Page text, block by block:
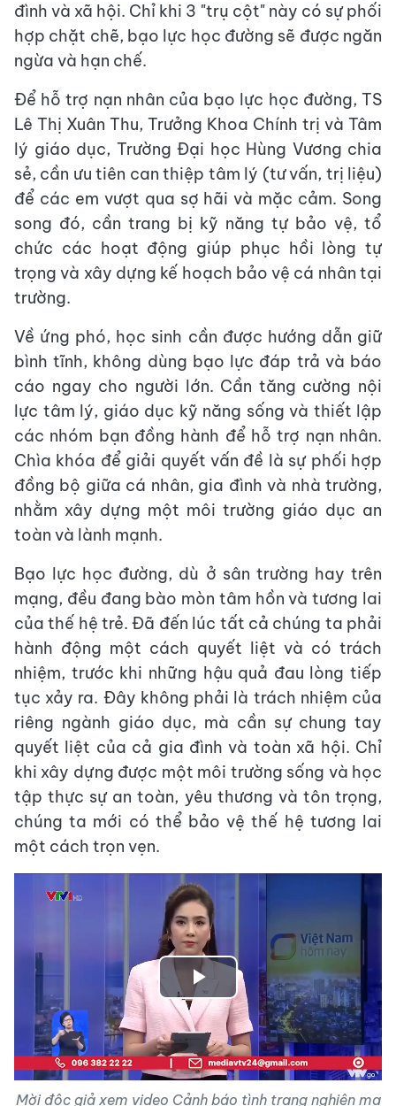
đình và xã hội. Chỉ khi 3 "trụ cột" này có sự phối
hợp chặt chẽ, bạo lực học đường sẽ được ngăn
ngừa và hạn chế.
Để hỗ trợ nạn nhân của bạo lực học đường, TS
Lê Thị Xuân Thu, Trưởng Khoa Chính trị và Tâm
lý giáo dục, Trường Đại học Hùng Vương chia
sẻ, cần ưu tiên can thiệp tâm lý (tư vấn, trị liệu)
để các em vượt qua sợ hãi và mặc cảm. Song
song đó, cần trang bị kỹ năng tự bảo vệ, tổ
chức các hoạt động giúp phục hồi lòng tự
trọng và xây dựng kế hoạch bảo vệ cá nhân tại
trường.
Về ứng phó, học sinh cần được hướng dẫn giữ
bình tĩnh, không dùng bạo lực đáp trả và báo
cáo ngay cho người lớn. Cần tăng cường nội
lực tâm lý, giáo dục kỹ năng sống và thiết lập
các nhóm bạn đồng hành để hỗ trợ nạn nhân.
Chìa khóa để giải quyết vấn đề là sự phối hợp
đồng bộ giữa cá nhân, gia đình và nhà trường,
nhằm xây dựng một môi trường giáo dục an
toàn và lành mạnh.
Bạo lực học đường, dù ở sân trường hay trên
mạng, đều đang bào mòn tâm hồn và tương lai
của thế hệ trẻ. Đã đến lúc tất cả chúng ta phải
hành động một cách quyết liệt và có trách
nhiệm, trước khi những hậu quả đau lòng tiếp
tục xảy ra. Đây không phải là trách nhiệm của
riêng ngành giáo dục, mà cần sự chung tay
quyết liệt của cả gia đình và toàn xã hội. Chỉ
khi xây dựng được một môi trường sống và học
tập thực sự an toàn, yêu thương và tôn trọng,
chúng ta mới có thể bảo vệ thế hệ tương lai
một cách trọn vẹn.
Play
Video
Mời độc giả xem video Cảnh báo tình trạng nghiện ma